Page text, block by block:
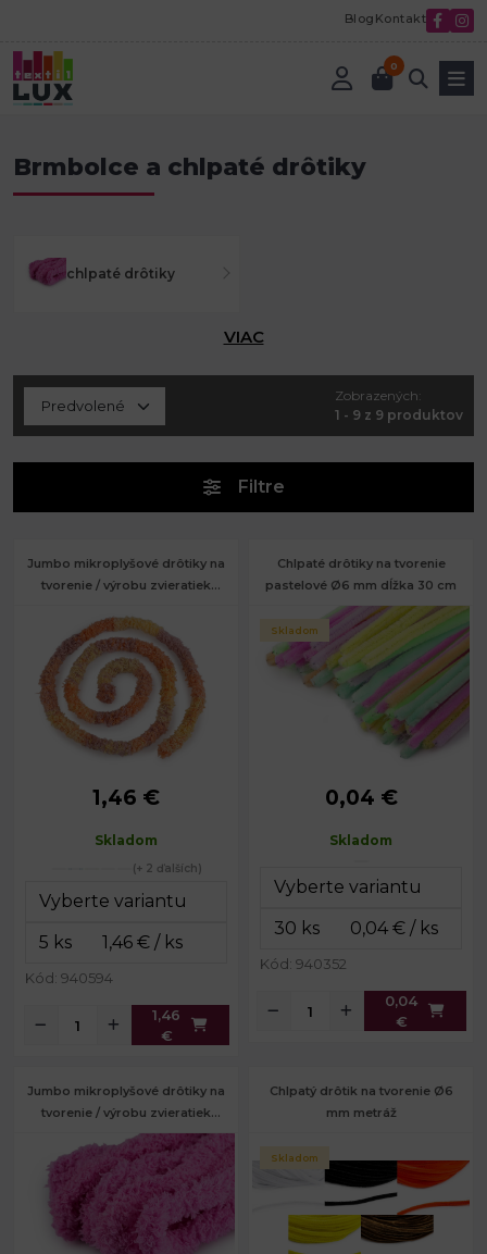
Blog Kontakt
0
Úvod Brmbolce a chlpaté drôtiky
Brmbolce a chlpaté drôtiky
chlpaté drôtiky
VIAC
Zobrazených:
1 - 9 z 9 produktov
Filtre
Jumbo mikroplyšové drôtiky na
tvorenie / výrobu zvieratiek
Priemer:
20 mm
1,46 €
Skladom
(+ 2 ďalších)
Kód: 940594
1,46
€
Chlpaté drôtiky na tvorenie
pastelové Ø6 mm dĺžka 30 cm
Priemer:
6 mm
Skladom
0,04 €
Skladom
Kód: 940352
0,04
€
Jumbo mikroplyšové drôtiky na
tvorenie / výrobu zvieratiek
Ø20 mm dĺžka 100 cm
Chlpatý drôtik na tvorenie Ø6
mm metráž
Skladom